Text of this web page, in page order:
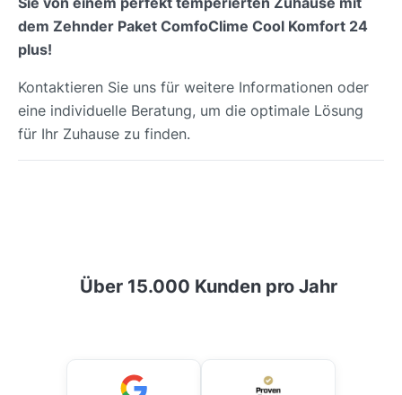
dem Zehnder Paket ComfoClime Cool Komfort 24
plus!
Kontaktieren Sie uns für weitere Informationen oder
eine individuelle Beratung, um die optimale Lösung
für Ihr Zuhause zu finden.
Über 15.000 Kunden pro Jahr